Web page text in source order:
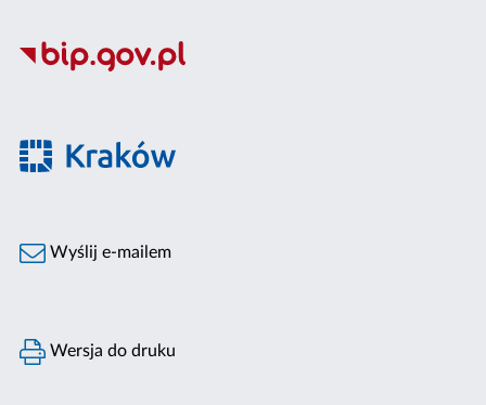
Wyślij e-mailem
Wersja do druku